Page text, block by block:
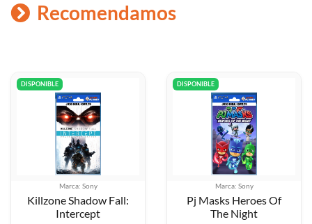
Recomendamos
DISPONIBLE
Marca: Sony
Pj Masks Heroes Of
The Night
DISPONIBLE
Marca: Sony
Offroad Racing -
X Atv X Moto